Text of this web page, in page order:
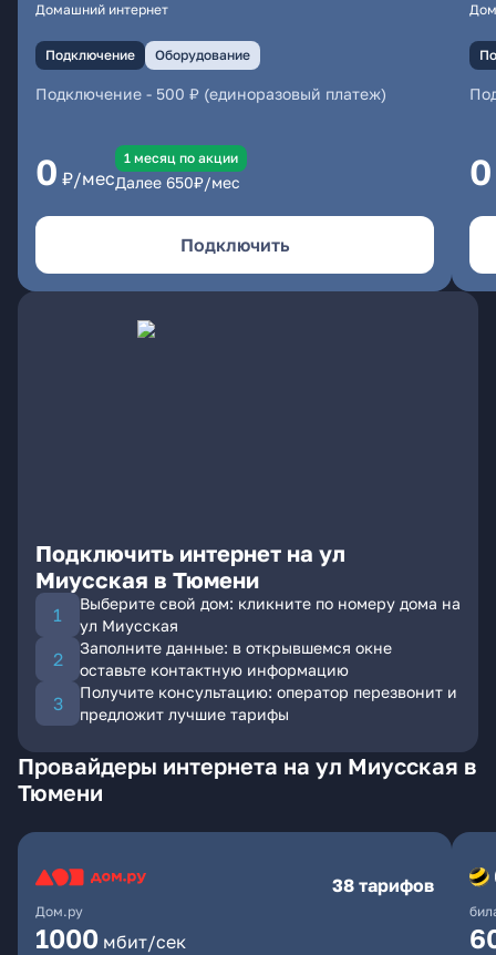
Домашний интернет
Подключение Оборудование
Подключение - 500 ₽ (единоразовый платеж)
0 ₽/мес
1 месяц по акции
Далее 650₽/мес
Подключить
0
Подключить интернет на ул
Миусская в Тюмени
Выберите свой дом: кликните по номеру дома на
ул Миусская
Заполните данные: в открывшемся окне
оставьте контактную информацию
Получите консультацию: оператор перезвонит и
предложит лучшие тарифы
Провайдеры интернета на ул Миусская в
Тюмени
Дом.ру
38 тарифов
1000 мбит/сек